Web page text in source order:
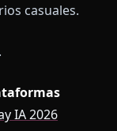
casuales.
IA 2026